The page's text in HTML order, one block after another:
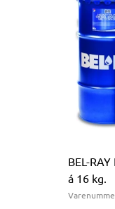
BEL-
á 16 kg.